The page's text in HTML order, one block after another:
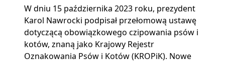
W dniu 15 października 2023 roku, prezydent
Karol Nawrocki podpisał przełomową ustawę
dotyczącą obowiązkowego czipowania psów i
kotów, znaną jako Krajowy Rejestr
Oznakowania Psów i Kotów (KROPiK). Nowe